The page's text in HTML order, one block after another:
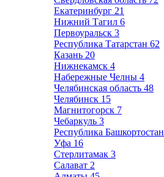
Екатеринбург 21
Нижний Тагил 6
Первоуральск 3
Республика Татарстан 62
Казань 20
Нижнекамск 4
Набережные Челны 4
Челябинская область 48
Челябинск 15
Магнитогорск 7
Чебаркуль 3
Республика Башкортостан
Уфа 16
Стерлитамак 3
Салават 2